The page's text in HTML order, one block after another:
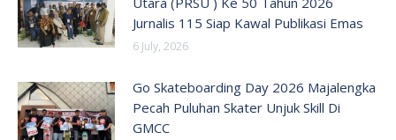
Jurnalis 115 Siap Kawal Publikasi Emas
6 July, 2026
Go Skateboarding Day 2026 Majalengka
Pecah Puluhan Skater Unjuk Skill Di
GMCC